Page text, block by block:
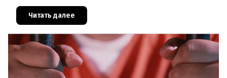
набросился на родственника
Читать далее